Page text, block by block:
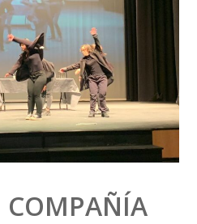
COMPAÑÍA